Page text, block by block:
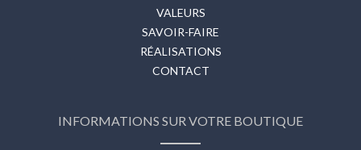
VALEURS
SAVOIR-FAIRE
RÉALISATIONS
CONTACT
INFORMATIONS SUR VOTRE BOUTIQUE